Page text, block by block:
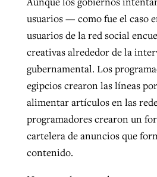
usuarios — como fue el caso
usuarios de la red social
creativas alrededor de la
gubernamental. Los
egipcios crearon las líneas
alimentar artículos en las
programadores crearon un
cartelera de anuncios que
contenido.